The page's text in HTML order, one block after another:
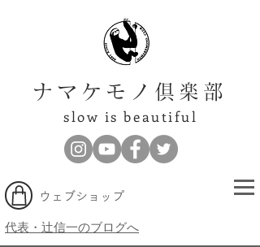
ナマケモノ倶楽部
slow is beautiful
​ウェブショップ
代表・辻信一のブログへ